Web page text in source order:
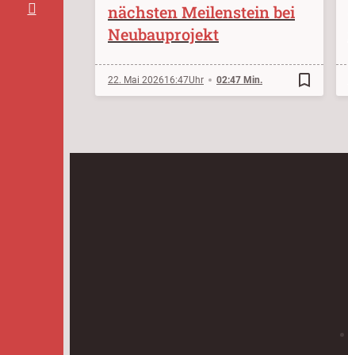
nächsten Meilenstein bei
Neubauprojekt
22. Mai 202616:47 02:47 Min. bookmark_border